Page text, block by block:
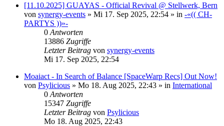
[11.10.2025] GUAYAS - Official Revival @ Stellwerk, Bern
von synergy-events » Mi 17. Sep 2025, 22:54 » in -«(( CH-
PARTYS ))»-
0 Antworten
13886 Zugriffe
Letzter Beitrag von synergy-events
Mi 17. Sep 2025, 22:54
Moaiact - In Search of Balance [SpaceWarp Recs] Out Now!
von Psylicious » Mo 18. Aug 2025, 22:43 » in International
0 Antworten
15347 Zugriffe
Letzter Beitrag von Psylicious
Mo 18. Aug 2025, 22:43